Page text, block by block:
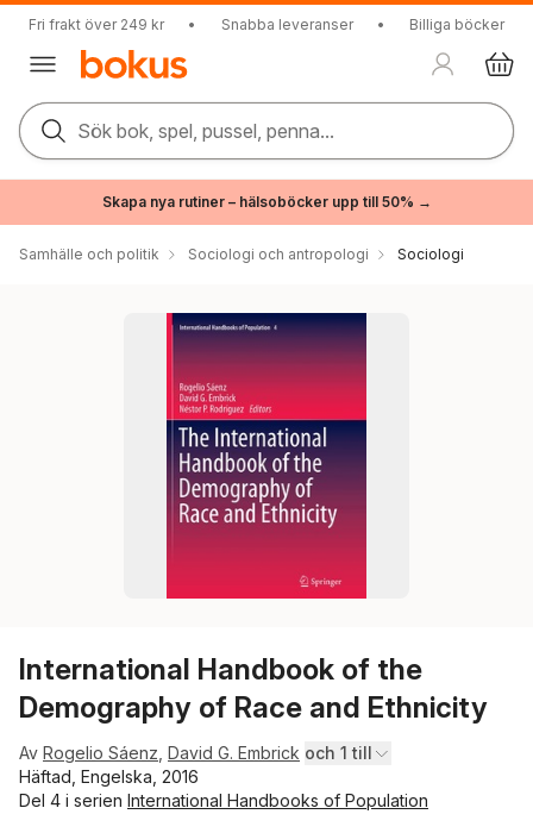
Fri frakt över 249 kr • Snabba leveranser • Billiga böcker
Sök bok, spel, pussel, penna...
Skapa nya rutiner – hälsoböcker upp till 50% →
Samhälle och politik Sociologi och antropologi Sociologi
International Handbook of the
Demography of Race and Ethnicity
Av Rogelio Sáenz David G. Embrick och 1 till
Häftad, Engelska, 2016
Del 4 i serien International Handbooks of Population